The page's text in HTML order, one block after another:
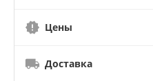
Цены
Доставка